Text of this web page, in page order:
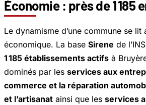
Économie : près de 1 185
Le dynamisme d’une commune se lit
économique. La base Sirene de
1 185 établissements actifs à
dominés par les services aux
commerce et la réparation
et l’artisanat ainsi que les services